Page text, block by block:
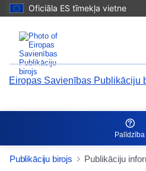
Oficiāla ES tīmekļa vietne
Eiropas Savienības Publikāciju
Palīdzība
Publikāciju birojs Publikāciju